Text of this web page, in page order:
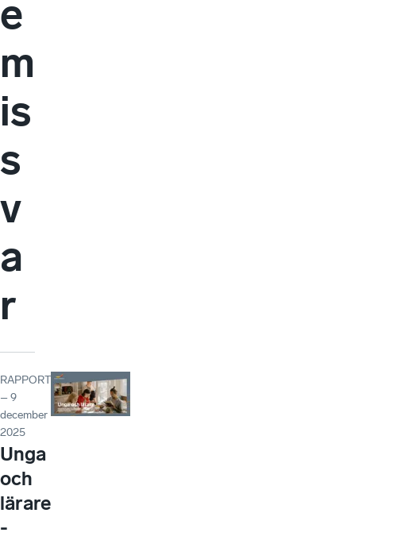
e
m
is
s
v
a
r
RAPPORT
– 9
december
2025
Unga
och
lärare
-